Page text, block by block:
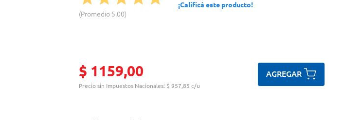
Promedio 5.00
¡Calificá este producto!
$ 1159,00
Precio sin Impuestos Nacionales: $ 957,85 c/u
AGREGAR